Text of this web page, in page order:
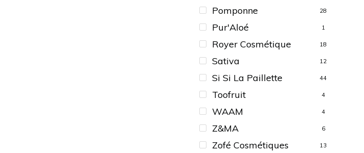
Pomponne 28
Pur'Aloé 1
Royer Cosmétique 18
Sativa 12
Si Si La Paillette 44
Toofruit 4
WAAM 4
Z&MA 6
Zofé Cosmétiques 13